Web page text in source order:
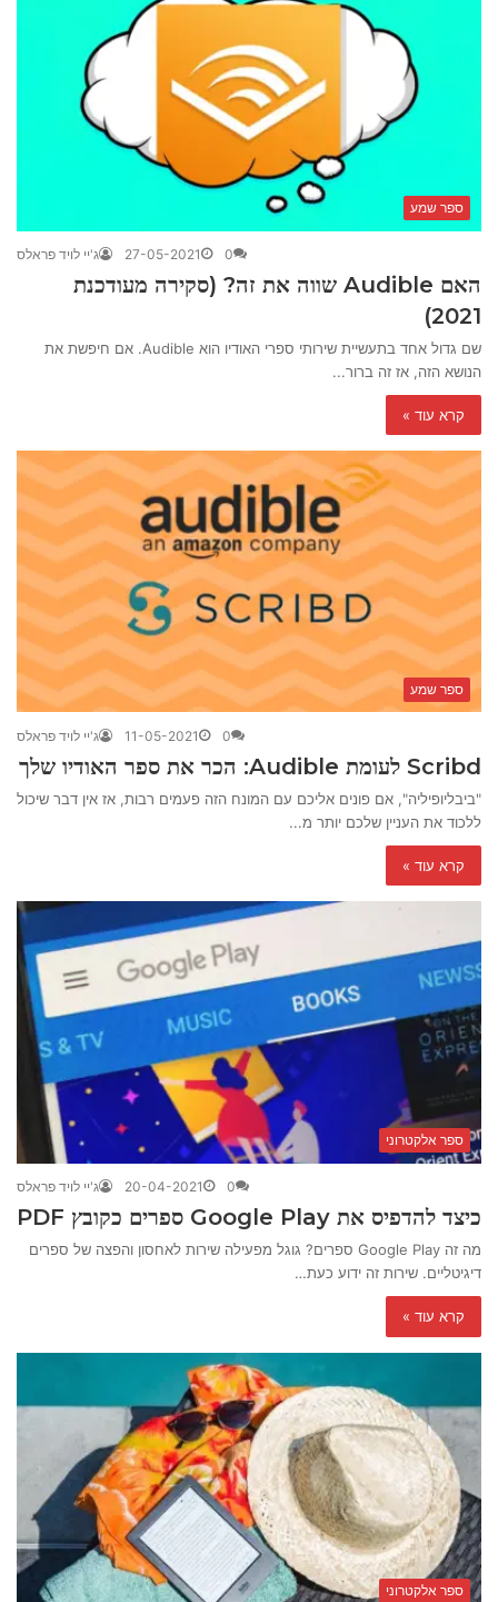
ספר שמע
ג'יי לויד פראלס 27-05-2021 0
האם Audible שווה את זה? (סקירה מעודכנת
2021)
שם גדול אחד בתעשיית שירותי ספרי האודיו הוא Audible. אם חיפשת את
הנושא הזה, אז זה ברור...
קרא עוד »
ספר שמע
ג'יי לויד פראלס 11-05-2021 0
Scribd לעומת Audible: הכר את ספר האודיו שלך
"ביבליופיליה", אם פונים אליכם עם המונח הזה פעמים רבות, אז אין דבר שיכול
ללכוד את העניין שלכם יותר מ...
קרא עוד »
ספר אלקטרוני
ג'יי לויד פראלס 20-04-2021 0
כיצד להדפיס את Google Play ספרים כקובץ PDF
מה זה Google Play ספרים? גוגל מפעילה שירות לאחסון והפצה של ספרים
דיגיטליים. שירות זה ידוע כעת…
קרא עוד »
ספר אלקטרוני